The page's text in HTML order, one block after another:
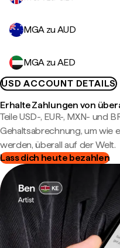
MGA zu AUD
MGA zu AED
USD ACCOUNT DETAILS
Erhalte Zahlungen von
Teile USD-, EUR-, MXN- und
Gehaltsabrechnung, um wie
werden, überall auf der Welt.
Lass dich heute bezahlen